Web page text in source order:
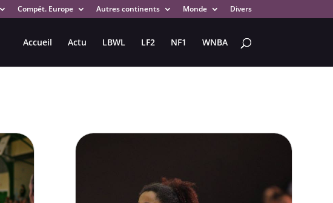
Compét. Europe Autres continents Monde Divers
Accueil Actu LBWL LF2 NF1 WNBA